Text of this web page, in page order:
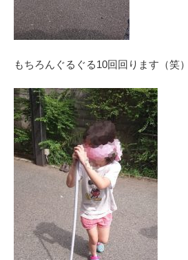
もちろんぐるぐる10回回ります（笑）